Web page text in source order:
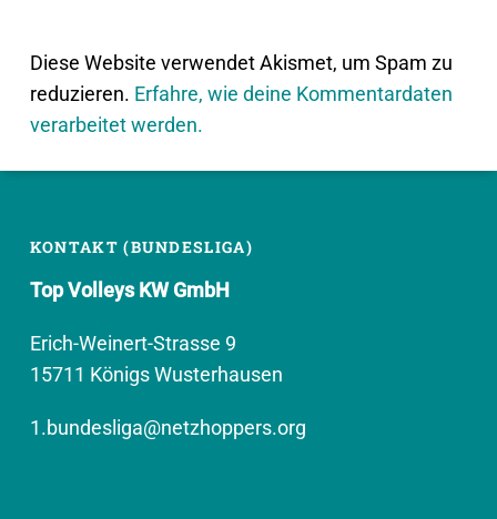
Diese Website verwendet Akismet, um Spam zu
reduzieren. Erfahre, wie deine Kommentardaten
verarbeitet werden.
KONTAKT (BUNDESLIGA)
Top Volleys KW GmbH
Erich-Weinert-Strasse 9
15711 Königs Wusterhausen
1.bundesliga@netzhoppers.org